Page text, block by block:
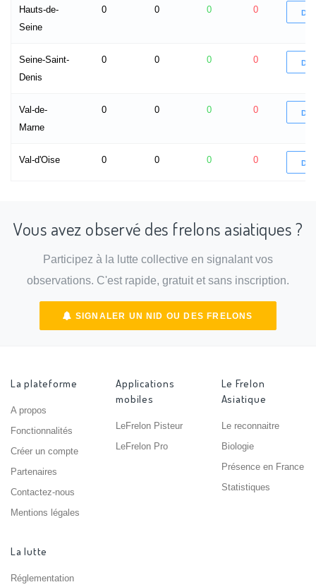
Hauts-de-
Seine
0 0 0 0
Seine-Saint-
Denis
0 0 0 0
Val-de-
Marne
0 0 0 0
Val-d'Oise 0 0 0 0
Vous avez observé des frelons asiatiques ?
Participez à la lutte collective en signalant vos
observations. C'est rapide, gratuit et sans inscription.
SIGNALER UN NID OU DES FRELONS
La plateforme
A propos
Fonctionnalités
Créer un compte
Partenaires
Contactez-nous
Mentions légales
Applications
mobiles
LeFrelon Pisteur
LeFrelon Pro
Le Frelon
Asiatique
Le reconnaitre
Biologie
Présence en France
Statistiques
La lutte
Réglementation